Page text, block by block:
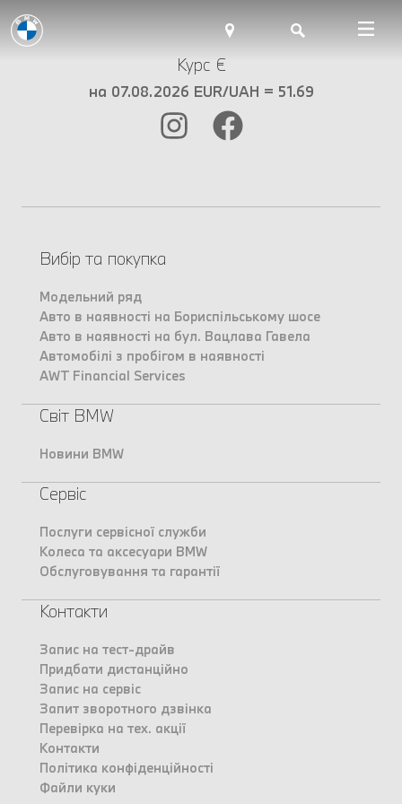
Курс €
на 07.08.2026 EUR/UAH = 51.69
Вибір та покупка
Модельний ряд
Авто в наявності на Бориспільському шосе
Авто в наявності на бул. Вацлава Гавела
Автомобілі з пробігом в наявності
AWT Financial Services
Світ BMW
Новини BMW
Сервіс
Послуги сервісної служби
Колеса та аксесуари BMW
Обслуговування та гарантії
Контакти
Запис на тест-драйв
Придбати дистанційно
Запис на сервіс
Запит зворотного дзвінка
Перевірка на тех. акції
Контакти
Політика конфіденційності
Файли куки